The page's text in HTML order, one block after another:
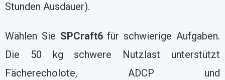
Stunden Ausdauer).
Wählen Sie SPCraft6für schwierige Aufgaben.
Die 50 kg schwere Nutzlast unterstützt
Fächerecholote, ADCP und